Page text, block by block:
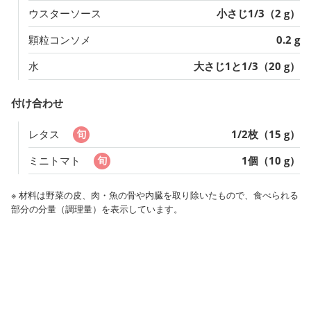
ウスターソース
小さじ1/3（2 g）
顆粒コンソメ
0.2 g
水
大さじ1と1/3（20 g）
付け合わせ
レタス
1/2枚（15 g）
ミニトマト
1個（10 g）
※ 材料は野菜の皮、肉・魚の骨や内臓を取り除いたもので、食べられる
部分の分量（調理量）を表示しています。